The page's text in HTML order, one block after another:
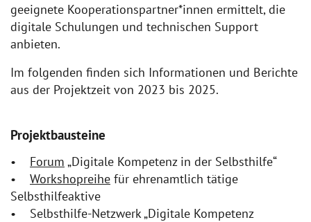
geeignete Kooperationspartner*innen ermittelt, die
digitale Schulungen und technischen Support
anbieten.
Im folgenden finden sich Informationen und Berichte
aus der Projektzeit von 2023 bis 2025.
Projektbausteine
• Forum „Digitale Kompetenz in der Selbsthilfe“
• Workshopreihe für ehrenamtlich tätige
Selbsthilfeaktive
• Selbsthilfe-Netzwerk „Digitale Kompetenz